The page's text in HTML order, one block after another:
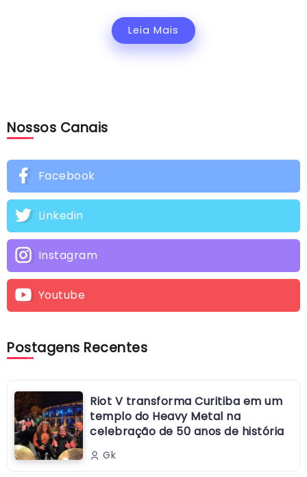
Leia Mais
Nossos Canais
Facebook
Linkedin
Instagram
Youtube
Postagens Recentes
Riot V transforma Curitiba em um
templo do Heavy Metal na
celebração de 50 anos de história
Gk